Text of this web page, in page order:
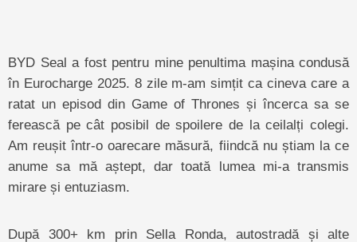
BYD Seal a fost pentru mine penultima mașina condusă
în Eurocharge 2025. 8 zile m-am simțit ca cineva care a
ratat un episod din Game of Thrones și încerca sa se
ferească pe cât posibil de spoilere de la ceilalți colegi.
Am reușit într-o oarecare măsură, fiindcă nu știam la ce
anume sa mă aștept, dar toată lumea mi-a transmis
mirare și entuziasm.
După 300+ km prin Sella Ronda, autostradă și alte